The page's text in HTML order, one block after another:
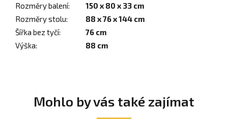
Rozměry balení:
150 x 80 x 33 cm
Rozměry stolu:
88 x 76 x 144 cm
Šířka bez tyčí:
76 cm
Výška: 88 cm
Mohlo by vás také zajímat